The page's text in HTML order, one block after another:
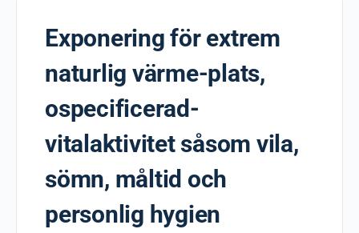
Exponering för extrem
naturlig värme-plats,
ospecificerad-
vitalaktivitet såsom vila,
sömn, måltid och
personlig hygien